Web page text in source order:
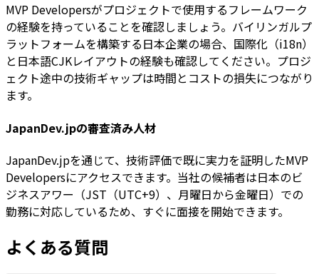
MVP Developersがプロジェクトで使用するフレームワーク
の経験を持っていることを確認しましょう。バイリンガルプ
ラットフォームを構築する日本企業の場合、国際化（i18n）
と日本語CJKレイアウトの経験も確認してください。プロジ
ェクト途中の技術ギャップは時間とコストの損失につながり
ます。
JapanDev.jpの審査済み人材
JapanDev.jpを通じて、技術評価で既に実力を証明したMVP
Developersにアクセスできます。当社の候補者は日本のビ
ジネスアワー（JST（UTC+9）、月曜日から金曜日）での
勤務に対応しているため、すぐに面接を開始できます。
よくある質問